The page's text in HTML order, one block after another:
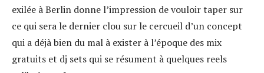
exilée à Berlin donne l’impression de vouloir taper sur
ce qui sera le dernier clou sur le cercueil d’un concept
qui a déjà bien du mal à exister à l’époque des mix
gratuits et dj sets qui se résument à quelques reels